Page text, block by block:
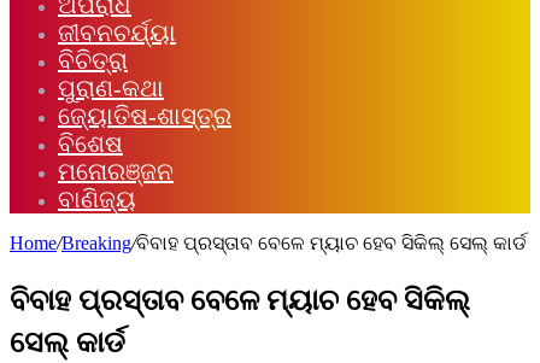
ଜୀବନଚର୍ଯ୍ୟା
ବିଚିତ୍ରା
ପୁରାଣ-କଥା
ଜ୍ୟୋତିଷ-ଶାସ୍ତ୍ର
ବିଶେଷ
ମନୋରଞ୍ଜନ
ବାଣିଜ୍ୟ
Home/Breaking/ବିବାହ ପ୍ରସ୍ତାବ ବେଳେ ମ୍ୟାଚ ହେବ ସିକିଲ୍‌ ସେଲ୍‌ କାର୍ଡ
ବିବାହ ପ୍ରସ୍ତାବ ବେଳେ ମ୍ୟାଚ ହେବ ସିକିଲ୍‌
ସେଲ୍‌ କାର୍ଡ